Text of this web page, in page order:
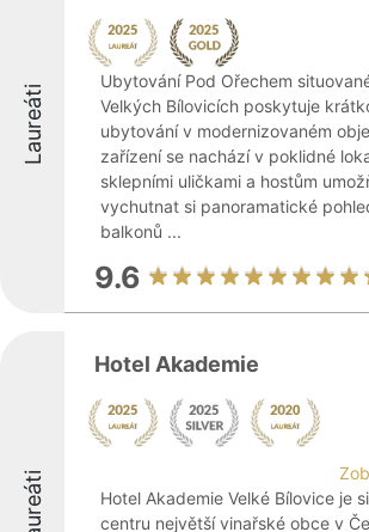
Laureáti
Ubytování Pod Ořechem
Velkých Bílovicích poskytuje
ubytování v modernizovaném
zařízení se nachází v poklidné
sklepními uličkami a hostům
vychutnat si panoramatické
balkonů ...
9.6
Laureáti
Hotel Akademie
Hotel Akademie Velké Bílovice je
centru největší vinařské obce v